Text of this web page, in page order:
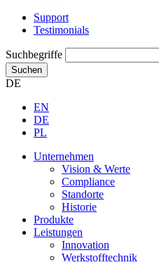
Support
Testimonials
Suchbegriffe
Suchen
DE
EN
DE
PL
Unternehmen
Vision & Werte
Compliance
Standorte
Historie
Produkte
Leistungen
Innovation
Werkstofftechnik